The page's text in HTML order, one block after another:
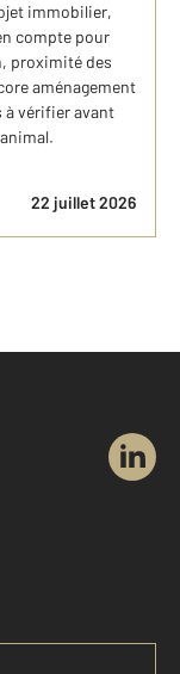
immobilier,
compte pour
proximité des
aménagement
à vérifier avant
22 juillet 2026